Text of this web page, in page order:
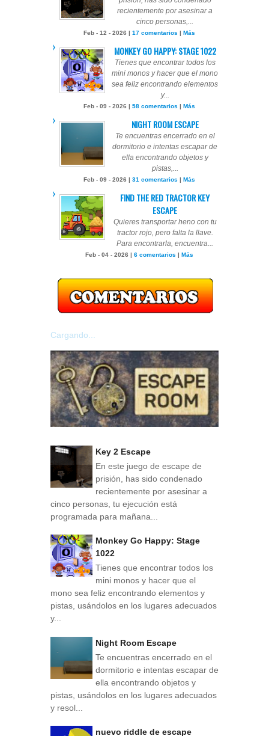
recientemente por asesinar a
cinco personas,...
Feb - 12 - 2026 | 17 comentarios | Más
MONKEY GO HAPPY: STAGE 1022
Tienes que encontrar todos los
mini monos y hacer que el mono
sea feliz encontrando elementos
y...
Feb - 09 - 2026 | 58 comentarios | Más
NIGHT ROOM ESCAPE
Te encuentras encerrado en el
dormitorio e intentas escapar de
ella encontrando objetos y
pistas,...
Feb - 09 - 2026 | 31 comentarios | Más
FIND THE RED TRACTOR KEY
ESCAPE
Quieres transportar heno con tu
tractor rojo, pero falta la llave.
Para encontrarla, encuentra...
Feb - 04 - 2026 | 6 comentarios | Más
Cargando...
Key 2 Escape
En este juego de escape de
prisión, has sido condenado
recientemente por asesinar a
cinco personas, tu ejecución está
programada para mañana...
Monkey Go Happy: Stage
1022
Tienes que encontrar todos los
mini monos y hacer que el
mono sea feliz encontrando elementos y
pistas, usándolos en los lugares adecuados
y...
Night Room Escape
Te encuentras encerrado en el
dormitorio e intentas escapar de
ella encontrando objetos y
pistas, usándolos en los lugares adecuados
y resol...
nuevo riddle de escape